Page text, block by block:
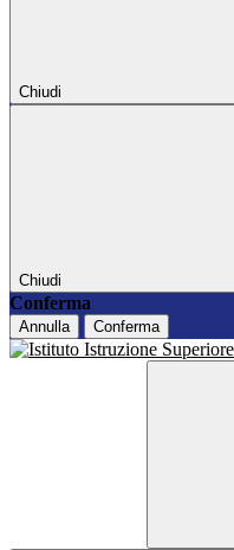
Chiudi
Chiudi
Conferma
Annulla Conferma